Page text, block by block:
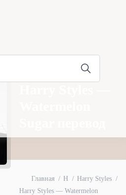
Главная H
Harry Styles
Harry Styles — Watermelon